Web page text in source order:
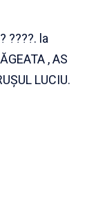
????. la
, AS
LUCIU.